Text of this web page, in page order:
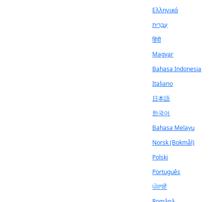
Ελληνικά
עִבְרִית
हिंदी
Magyar
Bahasa Indonesia
Italiano
日本語
한국어
Bahasa Melayu
Norsk (Bokmål)
Polski
Português
ਪੰਜਾਬੀ